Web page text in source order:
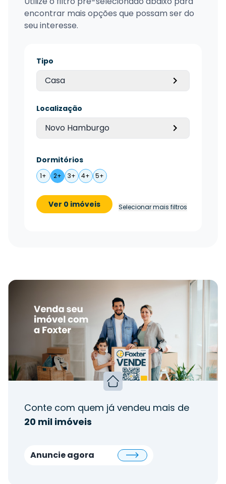
encontrar mais opções que possam ser do
seu interesse.
Tipo
Casa
Localização
Novo Hamburgo
Dormitórios
1+ 2+ 3+ 4+ 5+
Ver 0 imóveis Selecionar mais filtros
Conte com quem já vendeu mais de
20 mil imóveis
Anuncie agora